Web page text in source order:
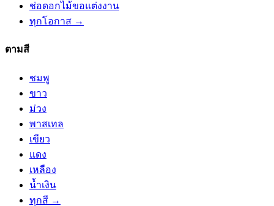
ช่อดอกไม้ขอแต่งงาน
ทุกโอกาส →
ตามสี
ชมพู
ขาว
ม่วง
พาสเทล
เขียว
แดง
เหลือง
น้ำเงิน
ทุกสี →